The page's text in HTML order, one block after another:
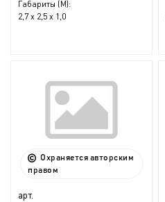
Габариты (М):
2,7 х 2,5 х 1,0
Охраняется авторским
правом
арт.